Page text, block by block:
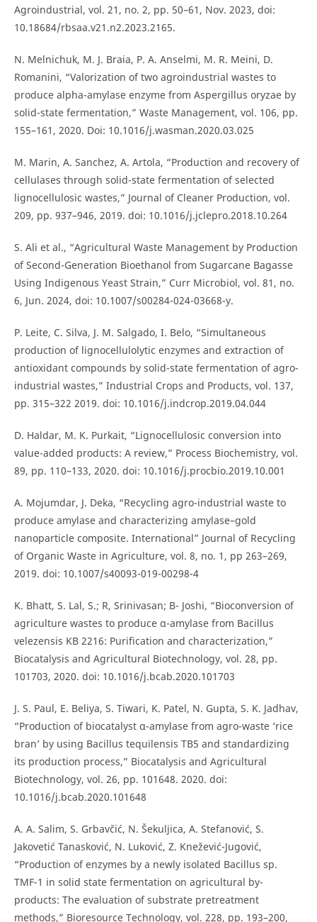
Agroindustrial, vol. 21, no. 2, pp. 50–61, Nov. 2023, doi:
10.18684/rbsaa.v21.n2.2023.2165.
N. Melnichuk, M. J. Braia, P. A. Anselmi, M. R. Meini, D.
Romanini, “Valorization of two agroindustrial wastes to
produce alpha-amylase enzyme from Aspergillus oryzae by
solid-state fermentation,” Waste Management, vol. 106, pp.
155–161, 2020. Doi: 10.1016/j.wasman.2020.03.025
M. Marin, A. Sanchez, A. Artola, “Production and recovery of
cellulases through solid-state fermentation of selected
lignocellulosic wastes,” Journal of Cleaner Production, vol.
209, pp. 937–946, 2019. doi: 10.1016/j.jclepro.2018.10.264
S. Ali et al., “Agricultural Waste Management by Production
of Second-Generation Bioethanol from Sugarcane Bagasse
Using Indigenous Yeast Strain,” Curr Microbiol, vol. 81, no.
6, Jun. 2024, doi: 10.1007/s00284-024-03668-y.
P. Leite, C. Silva, J. M. Salgado, I. Belo, “Simultaneous
production of lignocellulolytic enzymes and extraction of
antioxidant compounds by solid-state fermentation of agro-
industrial wastes,” Industrial Crops and Products, vol. 137,
pp. 315–322 2019. doi: 10.1016/j.indcrop.2019.04.044
D. Haldar, M. K. Purkait, “Lignocellulosic conversion into
value-added products: A review,” Process Biochemistry, vol.
89, pp. 110–133, 2020. doi: 10.1016/j.procbio.2019.10.001
A. Mojumdar, J. Deka, “Recycling agro-industrial waste to
produce amylase and characterizing amylase–gold
nanoparticle composite. International” Journal of Recycling
of Organic Waste in Agriculture, vol. 8, no. 1, pp 263–269,
2019. doi: 10.1007/s40093-019-00298-4
K. Bhatt, S. Lal, S.; R, Srinivasan; B- Joshi, “Bioconversion of
agriculture wastes to produce α-amylase from Bacillus
velezensis KB 2216: Purification and characterization,”
Biocatalysis and Agricultural Biotechnology, vol. 28, pp.
101703, 2020. doi: 10.1016/j.bcab.2020.101703
J. S. Paul, E. Beliya, S. Tiwari, K. Patel, N. Gupta, S. K. Jadhav,
“Production of biocatalyst α-amylase from agro-waste ‘rice
bran’ by using Bacillus tequilensis TB5 and standardizing
its production process,” Biocatalysis and Agricultural
Biotechnology, vol. 26, pp. 101648. 2020. doi:
10.1016/j.bcab.2020.101648
A. A. Salim, S. Grbavčić, N. Šekuljica, A. Stefanović, S.
Jakovetić Tanasković, N. Luković, Z. Knežević-Jugović,
“Production of enzymes by a newly isolated Bacillus sp.
TMF-1 in solid state fermentation on agricultural by-
products: The evaluation of substrate pretreatment
methods,” Bioresource Technology, vol. 228, pp. 193–200,